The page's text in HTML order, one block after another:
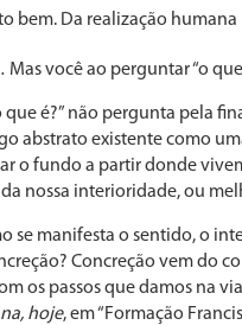
bem. Da realização
você ao perguntar “o
que é?” não pergunta pela
abstrato existente como
o fundo a partir donde
nossa inte­rioridade, ou
se manifesta o sentido, o
Concreção vem do
os passos que damos na
hoje, em “Forma­ção